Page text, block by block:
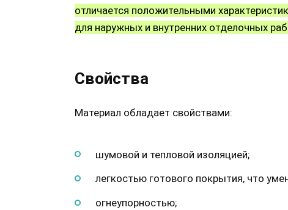
отличается положительными
для наружных и внутренних отделочных
Свойства
Материал обладает свойствами:
шумовой и тепловой изоляцией;
легкостью готового покрытия, что
огнеупорностью;